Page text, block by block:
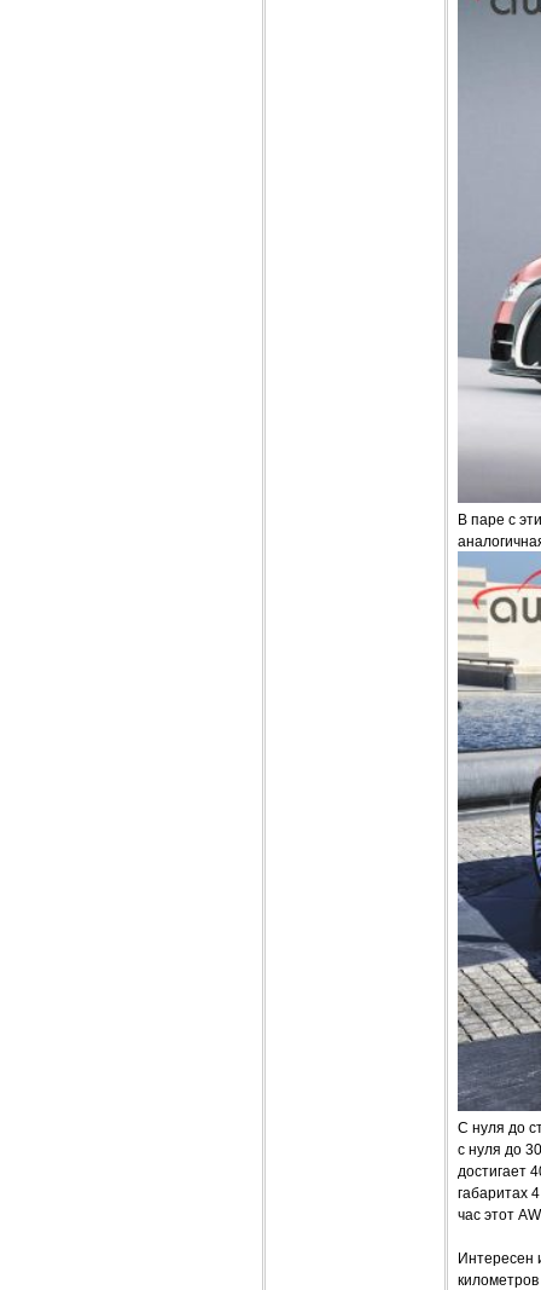
В паре с
С нуля до
с нуля до
достигает
габаритах
час этот
Интересен